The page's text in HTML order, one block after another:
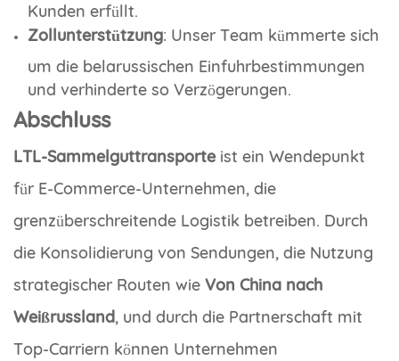
Kunden erfüllt.
Zollunterstützung: Unser Team kümmerte sich
um die belarussischen Einfuhrbestimmungen
und verhinderte so Verzögerungen.
Abschluss
LTL-Sammelguttransporteist ein Wendepunkt
für E-Commerce-Unternehmen, die
grenzüberschreitende Logistik betreiben. Durch
die Konsolidierung von Sendungen, die Nutzung
strategischer Routen wie Von China nach
Weißrussland, und durch die Partnerschaft mit
Top-Carriern können Unternehmen